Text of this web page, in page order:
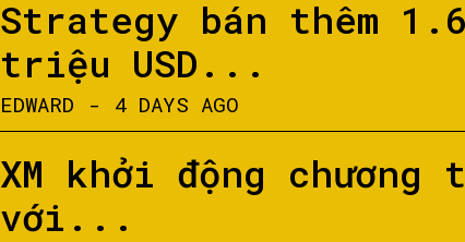
Strategy bán thêm
triệu USD...
EDWARD - 4 DAYS AGO
XM khởi động
với...